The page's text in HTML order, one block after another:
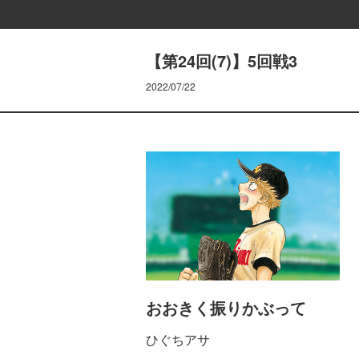
【第24回(7)】5回戦3
2022/07/22
おおきく振りかぶって
ひぐちアサ